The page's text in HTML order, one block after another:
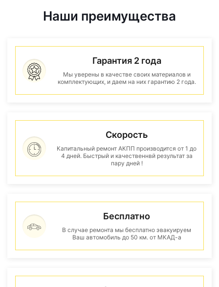
Наши преимущества
Гарантия 2 года
Мы уверены в качестве своих материалов и
комплектующих, и даем на них гарантию 2 года.
Скорость
Капитальный ремонт АКПП производится от 1 до
4 дней. Быстрый и качественнвй результат за
пару дней !
Бесплатно
В случае ремонта мы бесплатно эвакуируем
Ваш автомобиль до 50 км. от МКАД-а